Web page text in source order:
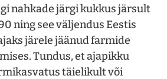
nahkade järgi kukkus järsult
ning see väljendus Eestis
järele jäänud farmide
Tundus, et ajapikku
täielikult või